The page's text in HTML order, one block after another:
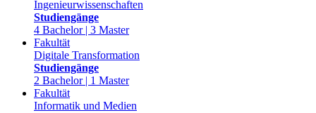
Ingenieurwissenschaften
Studiengänge
4 Bachelor | 3 Master
Fakultät
Digitale Transformation
Studiengänge
2 Bachelor | 1 Master
Fakultät
Informatik und Medien